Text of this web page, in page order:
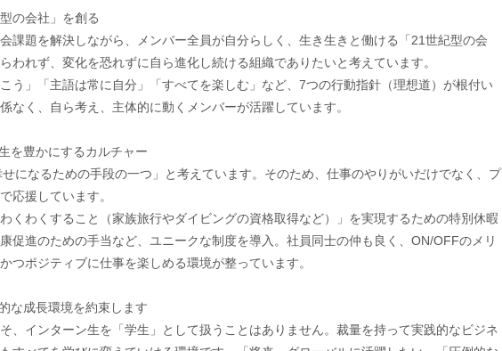
の会社」を創る
課題を解決しながら、メンバー全員が自分らしく、生き生きと働ける「21世紀型の会
われず、変化を恐れずに自ら進化し続ける組織でありたいと考えています。
う」「主語は常に自分」「すべてを楽しむ」など、7つの行動指針（理想道）が根付い
なく、自ら考え、主体的に動くメンバーが活躍しています。
を豊かにするカルチャー
になるための手段の一つ」と考えています。そのため、仕事のやりがいだけでなく、プ
応援しています。
くわくすること（家族旅行やダイビングの資格取得など）」を実現するための特別休暇
促進のための手当など、ユニークな制度を導入。社員同士の仲も良く、ON/OFFのメリ
つポジティブに仕事を楽しめる環境が整っています。
な成長環境を約束します
、インターン生を「学生」として扱うことはありません。裁量を持って実践的なビジネ